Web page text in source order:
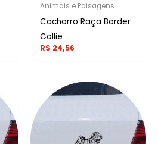
Animais e Paisagens
Cachorro Raça Border
Collie
R$ 24,56